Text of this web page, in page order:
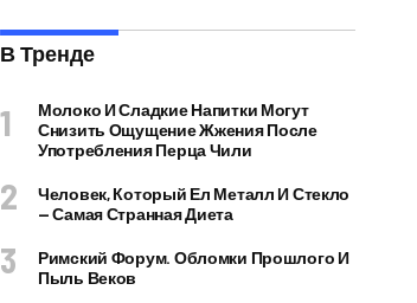
В Тренде
Молоко И Сладкие Напитки Могут
Снизить Ощущение Жжения После
Употребления Перца Чили
Человек, Который Ел Металл И Стекло
— Самая Странная Диета
Римский Форум. Обломки Прошлого И
Пыль Веков